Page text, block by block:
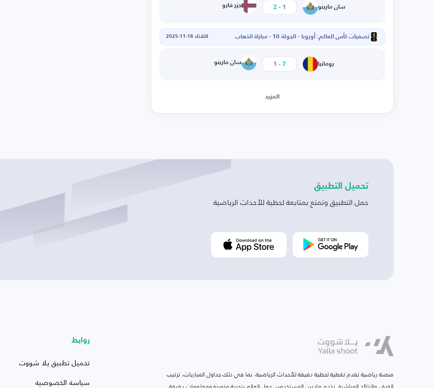
سان مارينو 1
-
2 جزر فارو
تصفيات كأس العالم: أوروبا - الجولة 10 - مباراة الذهاب الثلاثاء 18-11-2025
رومانيا 7
-
1 سان مارينو
المزيد
تحميل التطبيق
حمل التطبيق وتمتع بمتابعة لحظية للأحداث الرياضية
منصة رياضية تقدم تغطية لحظية دقيقة للأحداث الرياضية، بما في ذلك جداول المباريات، ترتيب
روابط
تحميل تطبيق يلا شووت
سياسة الخصوصية